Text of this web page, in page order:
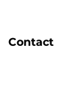
Contact